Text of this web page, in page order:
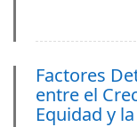
Factores
entre el
Equidad y